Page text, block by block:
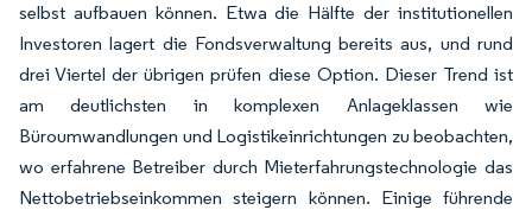
selbst aufbauen können. Etwa die Hälfte der institutionellen
Investoren lagert die Fondsverwaltung bereits aus, und rund
drei Viertel der übrigen prüfen diese Option. Dieser Trend ist
am deutlichsten in komplexen Anlageklassen wie
Büroumwandlungen und Logistikeinrichtungen zu beobachten,
wo erfahrene Betreiber durch Mieterfahrungstechnologie das
Nettobetriebseinkommen steigern können. Einige führende